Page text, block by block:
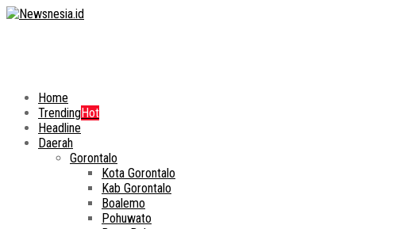
Home
TrendingHot
Headline
Daerah
Gorontalo
Kota Gorontalo
Kab Gorontalo
Boalemo
Pohuwato